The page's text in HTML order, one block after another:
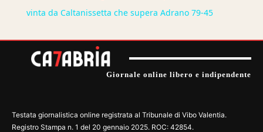
vinta da Caltanissetta che supera Adrano 79-45
Giornale online libero e indipendente
Testata giornalistica online registrata al Tribunale di Vibo Valentia.
Registro Stampa n. 1 del 20 gennaio 2025. ROC: 42854.